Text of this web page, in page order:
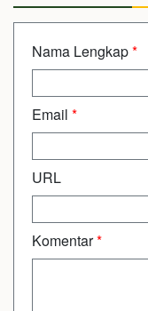
Nama Lengkap*
Email *
URL
Komentar*